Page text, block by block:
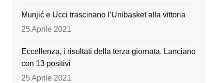
Munjić e Ucci trascinano l’Unibasket alla vittoria
25 Aprile 2021
Eccellenza, i risultati della terza giornata. Lanciano
con 13 positivi
25 Aprile 2021